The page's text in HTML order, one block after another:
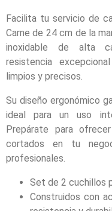
Facilita tu servicio de
Carne de 24 cm de la
inoxidable de alta
resistencia
limpios y precisos.
Su diseño ergonómico
ideal para un uso
Prepárate para
cortados en tu
profesionales.
Set de 2 cuchillos
Construidos con